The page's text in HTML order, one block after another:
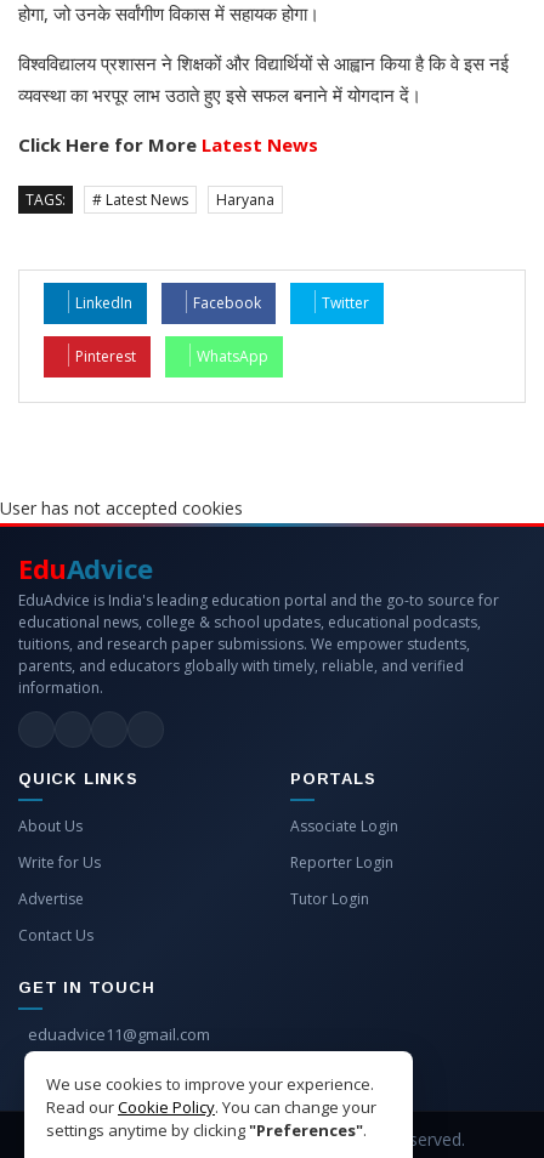
होगा, जो उनके सर्वांगीण विकास में सहायक होगा।
विश्वविद्यालय प्रशासन ने शिक्षकों और विद्यार्थियों से आह्वान किया है कि वे इस नई
व्यवस्था का भरपूर लाभ उठाते हुए इसे सफल बनाने में योगदान दें।
Click Here for More Latest News
TAGS: # Latest News Haryana
LinkedIn Facebook Twitter
Pinterest WhatsApp
User has not accepted cookies
We use cookies to improve your experience.
Read ourCookie Policy. You can change your
settings anytime by clicking"Preferences".
EduAdvice
EduAdvice is India's leading education portal and the go-to source for
educational news, college & school updates, educational podcasts,
tuitions, and research paper submissions. We empower students,
parents, and educators globally with timely, reliable, and verified
information.
QUICK LINKS
About Us
Write for Us
Advertise
Contact Us
PORTALS
Associate Login
Reporter Login
Tutor Login
GET IN TOUCH
eduadvice11@gmail.com
Copyright © 2026 EduAdvice. All Rights Reserved.